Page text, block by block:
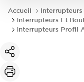
Accueil
Interrupteurs Et
Interrupteurs Profil